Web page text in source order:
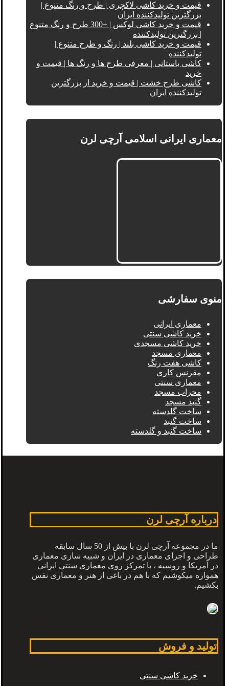
قیمت و خرید کاشی لاکچری | طرح و رنگ متنوع |
بزرگترین تولیدکننده ایران
قیمت و خرید کاشی لوکس | +300 طرح و رنگ متنوع
| بزرگترین تولیدکننده
قیمت و خرید کاشی بلند | رنگ و طرح متنوع |
تولیدکننده
کاشی باستانی | معرفی طرح ها و رنگ ها | قیمت و
خرید
کاشی طرح خشت | قیمت و خرید از بزرگترین
تولیدکننده ایران
معماری ایرانی اسلامی آرچی لرن
منوی سفارشی
معماری ایرانی
خرید کاشی سنتی
خرید کاشی مسجدی
معماری مسجد
کاشی هفت رنگ
مقرنس کاری
معماری سنتی
محراب مسجد
گنبد مسجد
ساخت گلدسته
ساخت گنبد
ساخت گنبد و گلدسته
درباره آرچی لرن
ما در مجموعه آرچی لرن با بیش از 50 سال سابقه
طراحی و اجرای معماری در ایران و شبیه سازی معماری
در آمریکا و روسیه ، با تمرکز روی معماری سنتی ایرانی
همواره میکوشیم که با هم در باغی از هنر و معماری نفس
بکشیم.
تولید و فروش
خرید کاشی سنتی